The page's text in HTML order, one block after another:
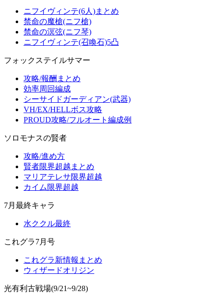
ニフイヴィンテ(6人)まとめ
禁命の魔槍(ニフ槍)
禁命の溟弦(ニフ琴)
ニフイヴィンテ(召喚石)5凸
フォックステイルサマー
攻略/報酬まとめ
効率周回編成
シーサイドガーディアン(武器)
VH/EX/HELLボス攻略
PROUD攻略/フルオート編成例
ソロモナスの賢者
攻略/進め方
賢者限界超越まとめ
マリアテレサ限界超越
カイム限界超越
7月最終キャラ
水ククル最終
これグラ7月号
これグラ新情報まとめ
ウィザードオリジン
光有利古戦場(9/21~9/28)